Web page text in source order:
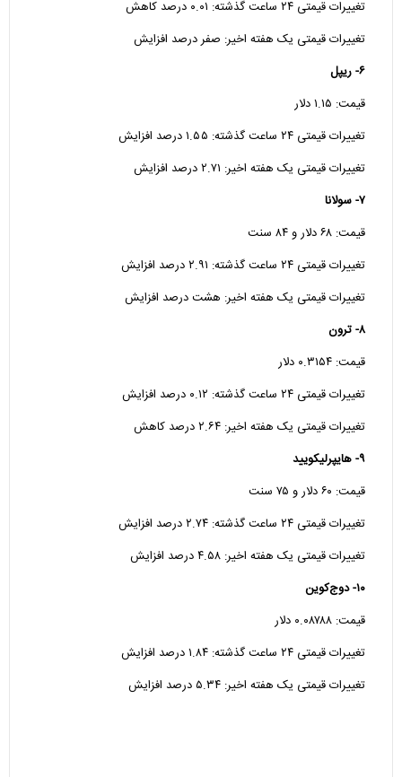
تغییرات قیمتی ۲۴ ساعت گذشته: ۰.۰۱ درصد کاهش
تغییرات قیمتی یک هفته اخیر: صفر درصد افزایش
۶- ریپل
قیمت: ۱.۱۵ دلار
تغییرات قیمتی ۲۴ ساعت گذشته: ۱.۵۵ درصد افزایش
تغییرات قیمتی یک هفته اخیر: ۲.۷۱ درصد افزایش
۷- سولانا
قیمت: ۶۸ دلار و ۸۴ سنت
تغییرات قیمتی ۲۴ ساعت گذشته: ۲.۹۱ درصد افزایش
تغییرات قیمتی یک هفته اخیر: هشت درصد افزایش
۸- ترون
قیمت: ۰.۳۱۵۴ دلار
تغییرات قیمتی ۲۴ ساعت گذشته: ۰.۱۲ درصد افزایش
تغییرات قیمتی یک هفته اخیر: ۲.۶۴ درصد کاهش
۹- هایپرلیکویید
قیمت: ۶۰ دلار و ۷۵ سنت
تغییرات قیمتی ۲۴ ساعت گذشته: ۲.۷۴ درصد افزایش
تغییرات قیمتی یک هفته اخیر: ۴.۵۸ درصد افزایش
۱۰- دوج‌کوین
قیمت: ۰.۰۸۷۸۸ دلار
تغییرات قیمتی ۲۴ ساعت گذشته: ۱.۸۴ درصد افزایش
تغییرات قیمتی یک هفته اخیر: ۵.۳۴ درصد افزایش